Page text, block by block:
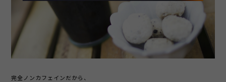
完全ノンカフェインだから、